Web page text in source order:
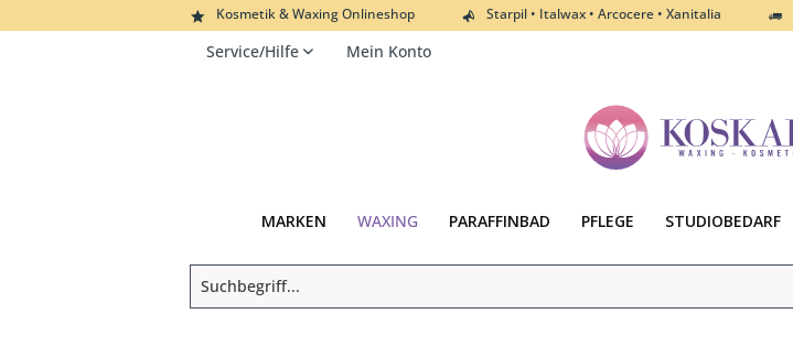
Kosmetik & Waxing Onlineshop Starpil • Italwax • Arcocere • Xanitalia
Service/Hilfe Mein Konto
MARKEN WAXING PARAFFINBAD PFLEGE STUDIOBEDARF